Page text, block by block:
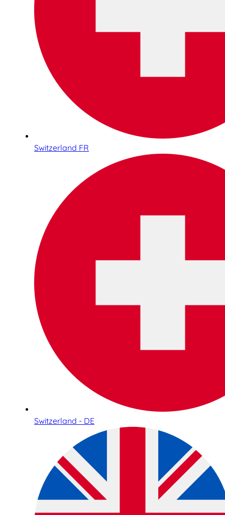
Switzerland FR
Switzerland - DE